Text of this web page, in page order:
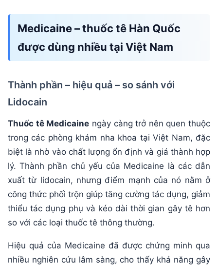
Medicaine – thuốc tê Hàn Quốc
được dùng nhiều tại Việt Nam
Thành phần – hiệu quả – so sánh với
Lidocain
Thuốc tê Medicaine ngày càng trở nên quen thuộc
trong các phòng khám nha khoa tại Việt Nam, đặc
biệt là nhờ vào chất lượng ổn định và giá thành hợp
lý. Thành phần chủ yếu của Medicaine là các dẫn
xuất từ lidocain, nhưng điểm mạnh của nó nằm ở
công thức phối trộn giúp tăng cường tác dụng, giảm
thiểu tác dụng phụ và kéo dài thời gian gây tê hơn
so với các loại thuốc tê thông thường.
Hiệu quả của Medicaine đã được chứng minh qua
nhiều nghiên cứu lâm sàng, cho thấy khả năng gây